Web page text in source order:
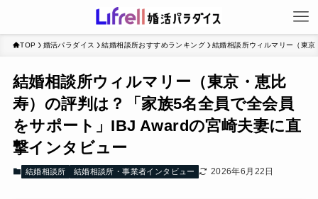
TOP 婚活パラダイス 結婚相談所おすすめランキング 結婚相談所ウィルマリー（東
結婚相談所ウィルマリー（東京・恵比
寿）の評判は？「家族5名全員で全会員
をサポート」IBJ Awardの宮崎夫妻に直
撃インタビュー
結婚相談所 結婚相談所・事業者インタビュー 2026年6月22日